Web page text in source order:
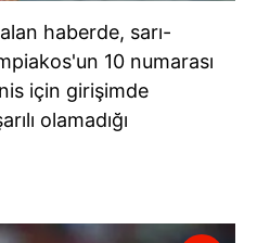
haberde, sarı-
10 numarası
için girişimde
olamadığı